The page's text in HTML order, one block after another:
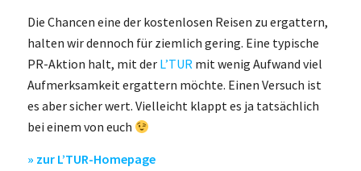
Die Chancen eine der kostenlosen Reisen zu ergattern,
halten wir dennoch für ziemlich gering. Eine typische
PR-Aktion halt, mit der L’TURmit wenig Aufwand viel
Aufmerksamkeit ergattern möchte. Einen Versuch ist
es aber sicher wert. Vielleicht klappt es ja tatsächlich
bei einem von euch
» zur L’TUR-Homepage